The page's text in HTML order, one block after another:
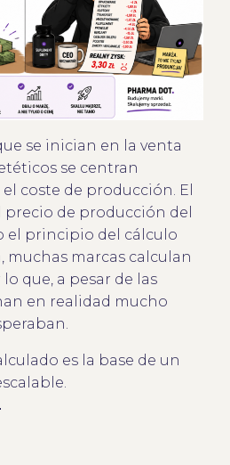
se inician en la venta
se centran
coste de producción. El
precio de producción del
el principio del cálculo
muchas marcas calculan
que, a pesar de las
en realidad mucho
es la base de un